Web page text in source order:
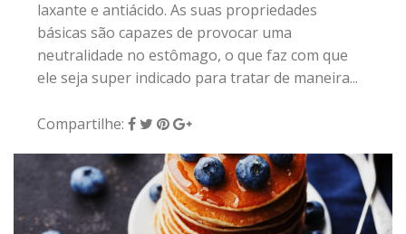
laxante e antiácido. As suas propriedades
básicas são capazes de provocar uma
neutralidade no estômago, o que faz com que
ele seja super indicado para tratar de maneira...
Compartilhe: